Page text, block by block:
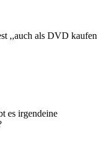
,,auch als DVD kaufen
es irgendeine